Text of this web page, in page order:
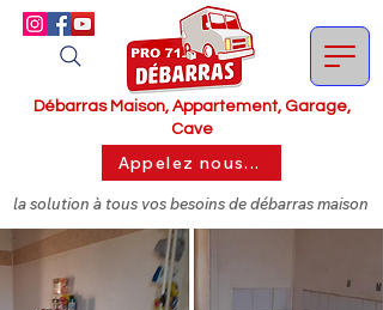
Débarras Maison, Appartement, Garage,
Cave
Appelez nous...
la solution à tous vos besoins de débarras maison